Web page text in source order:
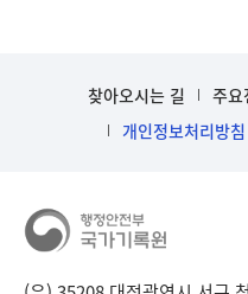
주
표
찾아오시는 길 주요
개인정보처리방침